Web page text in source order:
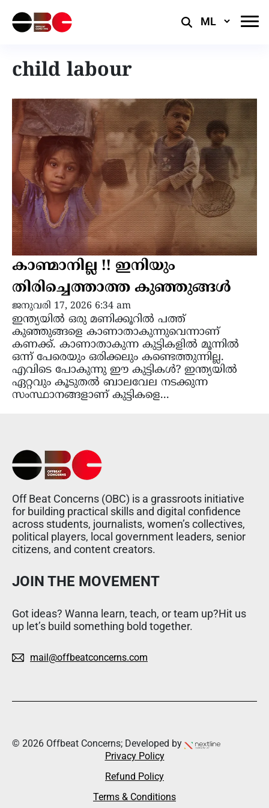
Select
child labour
കാണ്മാനില്ല !! ഇനിയും
തിരിച്ചെത്താത്ത കുഞ്ഞുങ്ങൾ
ജനുവരി 17, 2026 6:34 am
ഇന്ത്യയിൽ ഒരു മണിക്കൂറിൽ പത്ത്
കുഞ്ഞുങ്ങളെ കാണാതാകുന്നുവെന്നാണ്
കണക്ക്. കാണാതാകുന്ന കുട്ടികളിൽ മൂന്നിൽ
ഒന്ന് പേരെയും ഒരിക്കലും കണ്ടെത്തുന്നില്ല.
എവിടെ പോകുന്നു ഈ കുട്ടികൾ? ഇന്ത്യയിൽ
ഏറ്റവും കൂടുതൽ ബാലവേല നടക്കുന്ന
സംസ്ഥാനങ്ങളാണ് കുട്ടികളെ...
Off Beat Concerns (OBC) is a grassroots initiative
for building practical skills and digital confidence
across students, journalists, women’s collectives,
political players, local government leaders, senior
citizens, and content creators.
JOIN THE MOVEMENT
Got ideas? Wanna learn, teach, or team up?Hit us
up let’s build something bold together.
mail@offbeatconcerns.com
© 2026 Offbeat Concerns; Developed by
Privacy Policy
Refund Policy
Terms & Conditions